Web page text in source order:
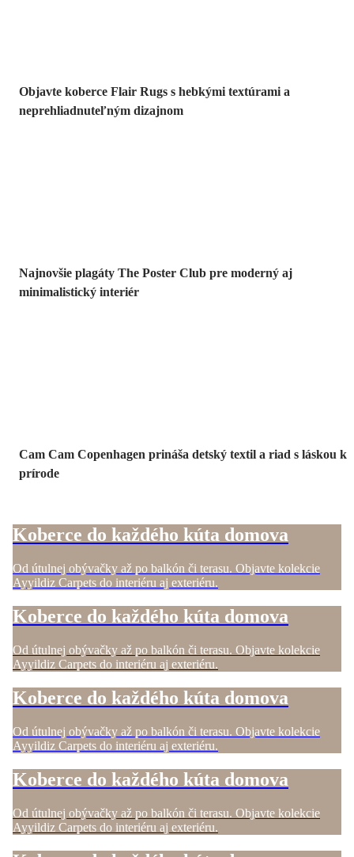
Objavte koberce Flair Rugs s hebkými textúrami a
neprehliadnuteľným dizajnom
Najnovšie plagáty The Poster Club pre moderný aj
minimalistický interiér
Cam Cam Copenhagen prináša detský textil a riad s láskou k
prírode
Koberce do každého kúta domova
Od útulnej obývačky až po balkón či terasu. Objavte kolekcie
Ayyildiz Carpets do interiéru aj exteriéru.
Koberce do každého kúta domova
Od útulnej obývačky až po balkón či terasu. Objavte kolekcie
Ayyildiz Carpets do interiéru aj exteriéru.
Koberce do každého kúta domova
Od útulnej obývačky až po balkón či terasu. Objavte kolekcie
Ayyildiz Carpets do interiéru aj exteriéru.
Koberce do každého kúta domova
Od útulnej obývačky až po balkón či terasu. Objavte kolekcie
Ayyildiz Carpets do interiéru aj exteriéru.